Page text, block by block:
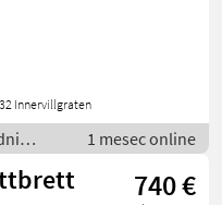
Innervillgraten
/
i
1 mesec online
740 €